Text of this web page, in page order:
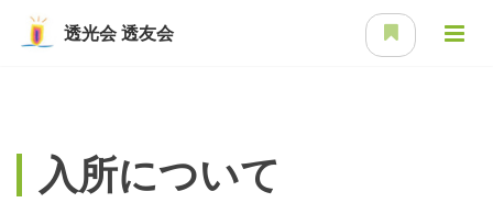
透光会透友会
入所について